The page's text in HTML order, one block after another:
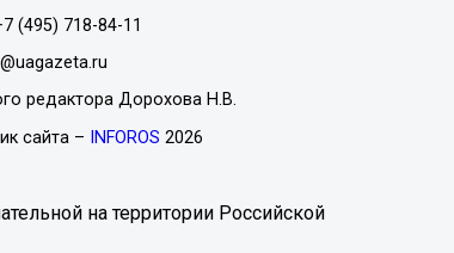
(495) 718-84-11
редактора Дорохова Н.В.
сайта –
INFOROS 2026
на территории Российской